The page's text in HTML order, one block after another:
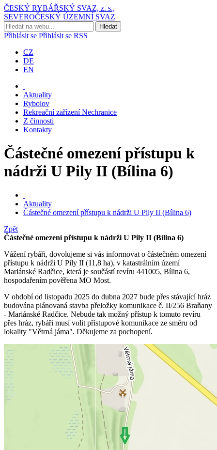
ČESKÝ RYBÁŘSKÝ SVAZ, z. s.,
SEVEROČESKÝ ÚZEMNÍ SVAZ
Přihlásit se Přihlásit se RSS
CZ
DE
EN
Aktuality
Rybolov
Rekreační zařízení Nechranice
Z činnosti
Kontakty
Částečné omezení přístupu k
nádrži U Pily II (Bílina 6)
Aktuality
Částečné omezení přístupu k nádrži U Pily II (Bílina 6)
Zpět
Částečné omezení přístupu k nádrži U Pily II (Bílina 6)
Vážení rybáři, dovolujeme si vás informovat o částečném omezení
přístupu k nádrži U Pily II (11,8 ha), v katastrálním území
Mariánské Radčice, která je součástí revíru 441005, Bílina 6,
hospodařením pověřena MO Most.
V období od listopadu 2025 do dubna 2027 bude přes stávající hráz
budována plánovaná stavba přeložky komunikace č. II/256 Braňany
- Mariánské Radčice. Nebude tak možný přístup k tomuto revíru
přes hráz, rybáři musí volit přístupové komunikace ze směru od
lokality "Větrná jáma". Děkujeme za pochopení.